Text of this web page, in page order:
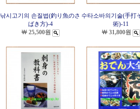
낚시고기의 손질법(釣り魚のさ
ばき方)-4
￦ 25,500원
수타소바의기술(手打
術)-11
￦ 31,800원